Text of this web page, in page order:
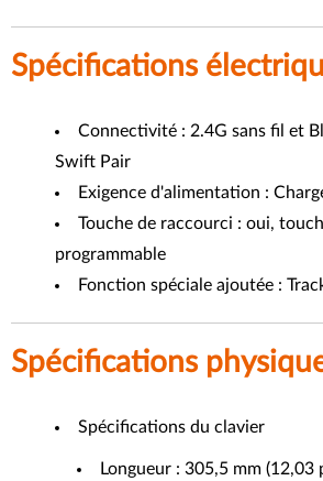
Spécifications
Connectivité : 2.4G sans fil et
Swift Pair
Exigence d'alimentation :
Touche de raccourci : oui,
programmable
Fonction spéciale ajoutée :
Spécifications
Spécifications du clavier
Longueur : 305,5 mm (12,03